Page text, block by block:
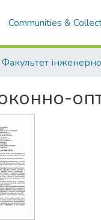
Communities &